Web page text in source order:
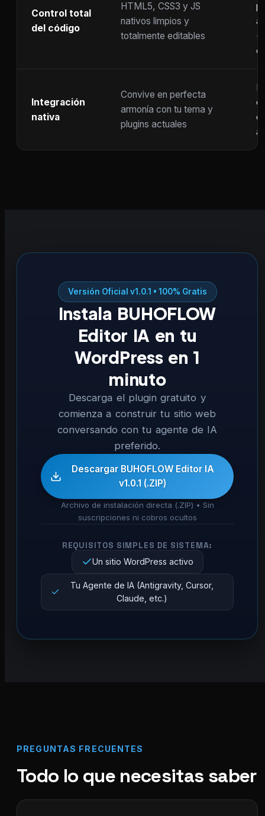
Control total
del código
HTML5, CSS3 y JS
nativos limpios y
totalmente editables
Integración
nativa
Convive en perfecta
armonía con tu tema y
plugins actuales
Versión Oficial v1.0.1 • 100% Gratis
Instala BUHOFLOW
Editor IA en tu
WordPress en 1
minuto
Descarga el plugin gratuito y
comienza a construir tu sitio web
conversando con tu agente de IA
preferido.
Descargar BUHOFLOW Editor IA
v1.0.1 (.ZIP)
Archivo de instalación directa (.ZIP) • Sin
suscripciones ni cobros ocultos
REQUISITOS SIMPLES DE SISTEMA:
Un sitio WordPress activo
Tu Agente de IA (Antigravity, Cursor,
Claude, etc.)
PREGUNTAS FRECUENTES
Todo lo que necesitas saber